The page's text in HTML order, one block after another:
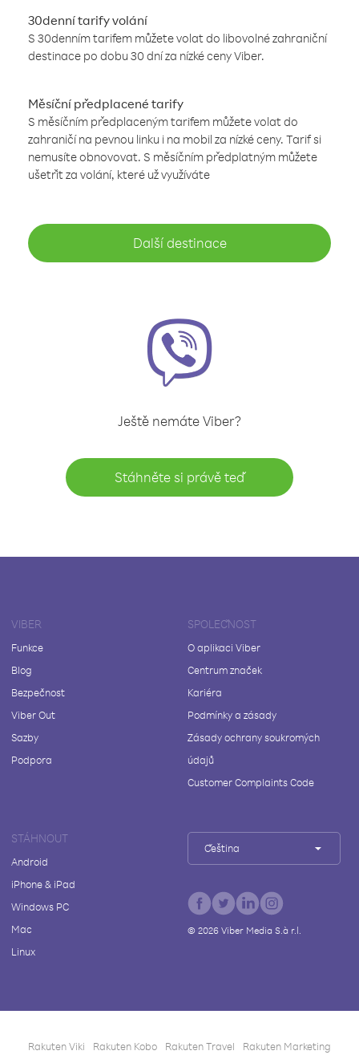
30denní tarify volání
S 30denním tarifem můžete volat do libovolné zahraniční
destinace po dobu 30 dní za nízké ceny Viber.
Měsíční předplacené tarify
S měsíčním předplaceným tarifem můžete volat do
zahraničí na pevnou linku i na mobil za nízké ceny. Tarif si
nemusíte obnovovat. S měsíčním předplatným můžete
ušetřit za volání, které už využíváte
Další destinace
Ještě nemáte Viber?
Stáhněte si právě teď
VIBER
Funkce
Blog
Bezpečnost
Viber Out
Sazby
Podpora
SPOLEČNOST
O aplikaci Viber
Centrum značek
Kariéra
Podmínky a zásady
Zásady ochrany soukromých
údajů
Customer Complaints Code
STÁHNOUT
Android
iPhone & iPad
Windows PC
Mac
Linux
Čeština
© 2026Viber Media S.à r.l.
Rakuten Viki Rakuten Kobo Rakuten Travel Rakuten Marketing